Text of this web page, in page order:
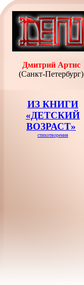
Дмитрий Артис
(Санкт-Петербург)
ИЗ КНИГИ
«ДЕТСКИЙ
ВОЗРАСТ»
стихотворения